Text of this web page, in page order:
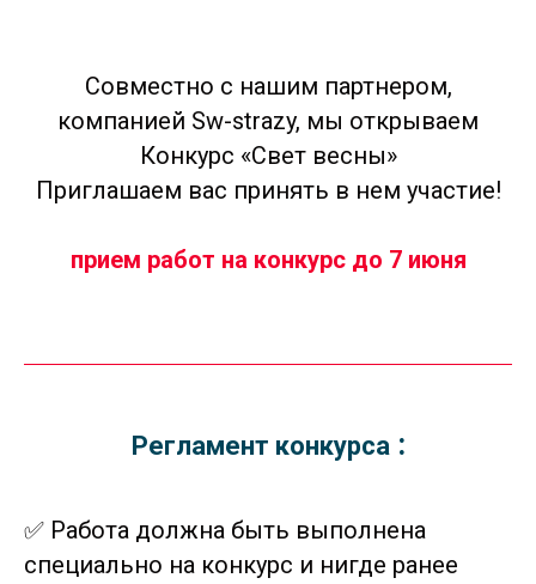
Совместно с нашим партнером,
компанией Sw-strazy, мы открываем
Конкурс «Свет весны»
Приглашаем вас принять в нем участие!
прием работ на конкурс до 7 июня
Регламент конкурса:
✅ Работа должна быть выполнена
специально на конкурс и нигде ранее